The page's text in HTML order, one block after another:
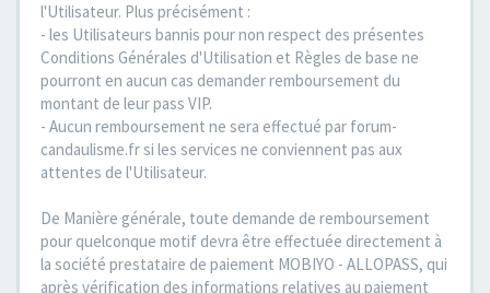
l'Utilisateur. Plus précisément :
- les Utilisateurs bannis pour non respect des présentes
Conditions Générales d'Utilisation et Règles de base ne
pourront en aucun cas demander remboursement du
montant de leur pass VIP.
- Aucun remboursement ne sera effectué par forum-
candaulisme.fr si les services ne conviennent pas aux
attentes de l'Utilisateur.
De Manière générale, toute demande de remboursement
pour quelconque motif devra être effectuée directement à
la société prestataire de paiement MOBIYO - ALLOPASS, qui
après vérification des informations relatives au paiement